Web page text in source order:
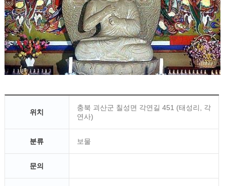
위치
충북 괴산군 칠성면 각연길 451 (태성리, 각
연사)
분류 보물
문의